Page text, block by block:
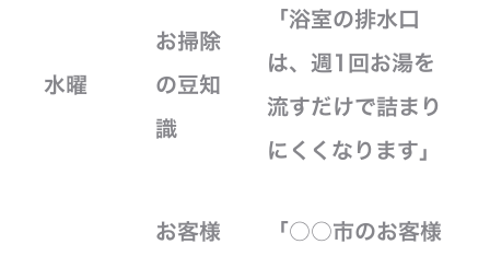
水曜
お掃除
の豆知
識
「浴室の排水口
は、週1回お湯を
流すだけで詰まり
にくくなります」
お客様
「○○市のお客様